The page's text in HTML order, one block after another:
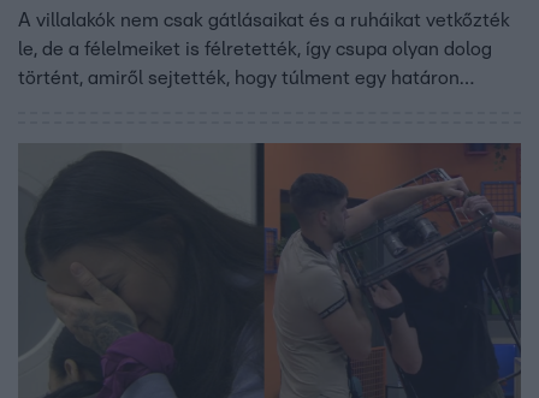
A villalakók nem csak gátlásaikat és a ruháikat vetkőzték
le, de a félelmeiket is félretették, így csupa olyan dolog
történt, amiről sejtették, hogy túlment egy határon…